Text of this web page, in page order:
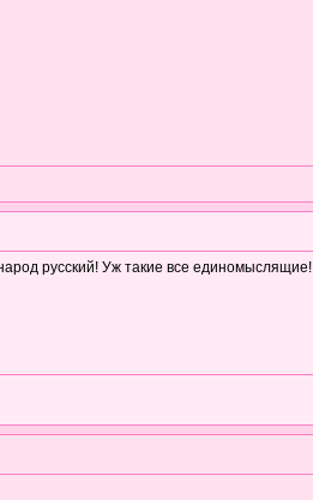
русский! Уж такие все единомыслящие!